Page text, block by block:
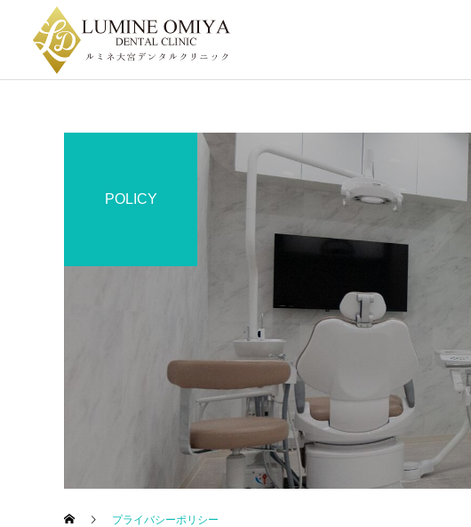
一般診療・虫歯治療
予防・クリーニング
POLICY
プライバシーポリシー